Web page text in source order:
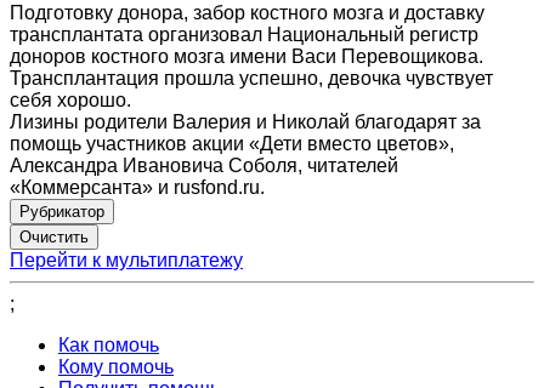
Подготовку донора, забор костного мозга и доставку
трансплантата организовал Национальный регистр
доноров костного мозга имени Васи Перевощикова.
Трансплантация прошла успешно, девочка чувствует
себя хорошо.
Лизины родители Валерия и Николай благодарят за
помощь участников акции «Дети вместо цветов»,
Александра Ивановича Соболя, читателей
«Коммерсанта» и rusfond.ru.
Рубрикатор
Перейти к мультиплатежу
;
Как помочь
Кому помочь